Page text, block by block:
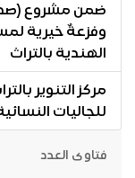
ضمن مشروع
وفزعةٌ خيرية
الهندية بالتراث
مركز التنوير
للجاليات
فتاوى العدد